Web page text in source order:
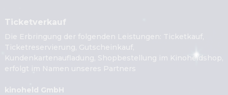
Ticketverkauf
Die Erbringung der folgenden Leistungen: Ticketkauf,
Ticketreservierung, Gutscheinkauf,
Kundenkartenaufladung, Shopbestellung im Kinoheldshop,
erfolgt im Namen unseres Partners
kinoheld GmbH